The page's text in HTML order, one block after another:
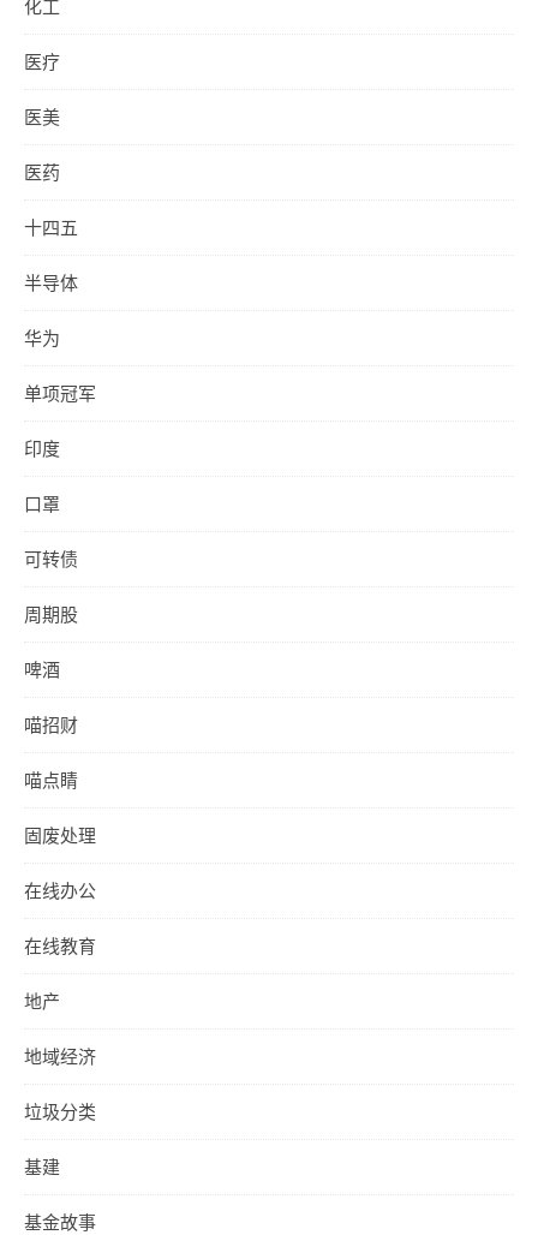
化工
医疗
医美
医药
十四五
半导体
华为
单项冠军
印度
口罩
可转债
周期股
啤酒
喵招财
喵点睛
固废处理
在线办公
在线教育
地产
地域经济
垃圾分类
基建
基金故事